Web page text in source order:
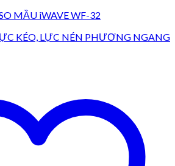
MẦU iWAVE WF-32